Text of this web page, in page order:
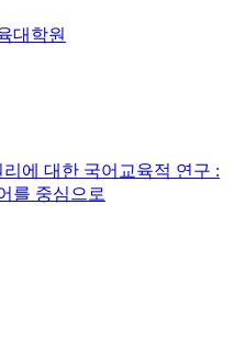
대학원
리에 대한 국어교육적 연구 :
를 중심으로